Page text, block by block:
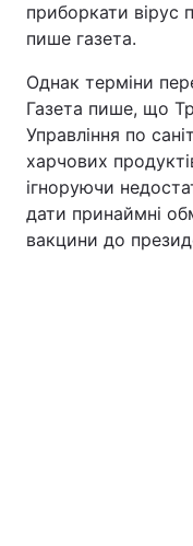
Тема оформлення
приборкати вірус
пише газета.
Однак терміни
Газета пише, що
Управління по
харчових
ігноруючи
дати принаймні
вакцини до